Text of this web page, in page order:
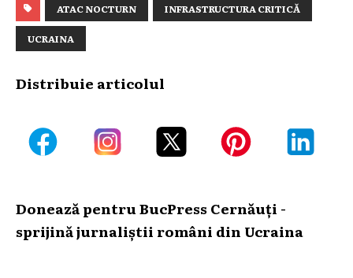
ATAC NOCTURN INFRASTRUCTURA CRITICĂ
UCRAINA
Distribuie articolul
Donează pentru BucPress Cernăuți -
sprijină jurnaliștii români din Ucraina